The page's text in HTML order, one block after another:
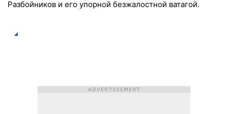
Разбойников и его упорной безжалостной ватагой.